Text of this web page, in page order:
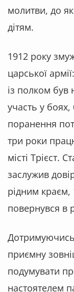
молитви, до
дітям.
1912 року
царської
із полком
участь у
поранення
три роки
місті Трієст.
заслужив
рідним краєм,
повернувся в
Дотримуючись
приємну
подумувати
настоятелем